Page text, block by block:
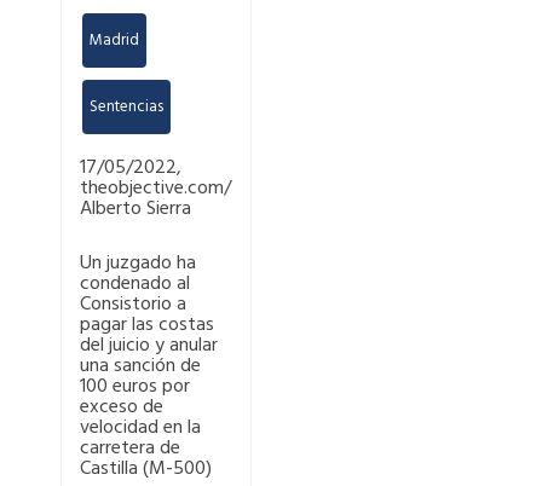
Madrid
Sentencias
17/05/2022,
theobjective.com/
Alberto Sierra
Un juzgado ha
condenado al
Consistorio a
pagar las costas
del juicio y anular
una sanción de
100 euros por
exceso de
velocidad en la
carretera de
Castilla (M-500)